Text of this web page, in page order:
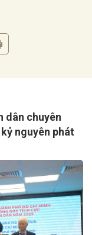
dân chuyên
nguyên phát